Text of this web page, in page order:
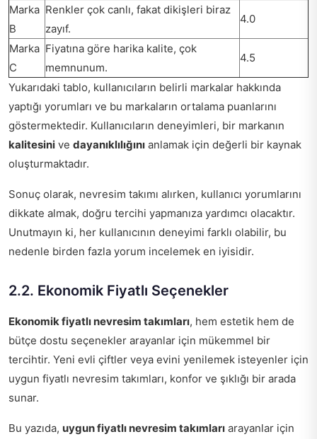
Marka
B
Renkler çok canlı, fakat dikişleri biraz
zayıf.
4.0
Marka
C
Fiyatına göre harika kalite, çok
memnunum.
4.5
Yukarıdaki tablo, kullanıcıların belirli markalar hakkında
yaptığı yorumları ve bu markaların ortalama puanlarını
göstermektedir. Kullanıcıların deneyimleri, bir markanın
kalitesini ve dayanıklılığını anlamak için değerli bir kaynak
oluşturmaktadır.
Sonuç olarak, nevresim takımı alırken, kullanıcı yorumlarını
dikkate almak, doğru tercihi yapmanıza yardımcı olacaktır.
Unutmayın ki, her kullanıcının deneyimi farklı olabilir, bu
nedenle birden fazla yorum incelemek en iyisidir.
2.2. Ekonomik Fiyatlı Seçenekler
Ekonomik fiyatlı nevresim takımları, hem estetik hem de
bütçe dostu seçenekler arayanlar için mükemmel bir
tercihtir. Yeni evli çiftler veya evini yenilemek isteyenler için
uygun fiyatlı nevresim takımları, konfor ve şıklığı bir arada
sunar.
Bu yazıda, uygun fiyatlı nevresim takımları arayanlar için